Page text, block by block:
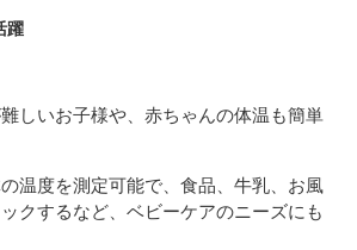
躍
しいお子様や、赤ちゃんの体温も簡単
温度を測定可能で、食品、牛乳、お風
クするなど、ベビーケアのニーズにも